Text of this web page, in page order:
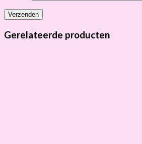
Gerelateerde producten